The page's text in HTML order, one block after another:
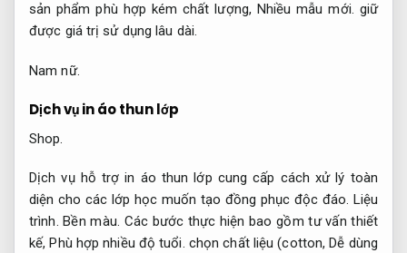
sản phẩm phù hợp kém chất lượng, Nhiều mẫu mới. giữ
được giá trị sử dụng lâu dài.
Nam nữ.
Dịch vụ in áo thun lớp
Shop.
Dịch vụ hỗ trợ in áo thun lớp cung cấp cách xử lý toàn
diện cho các lớp học muốn tạo đồng phục độc đáo. Liệu
trình. Bền màu. Các bước thực hiện bao gồm tư vấn thiết
kế,Phù hợp nhiều độ tuổi. chọn chất liệu (cotton,Dễ dùng